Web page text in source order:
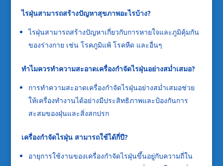
ไรฝุ่นสามารถสร้างปัญหาสุขภาพอะไรบ้าง?
ไรฝุ่นสามารถสร้างปัญหาเกี่ยวกับการหายใจและภูมิคุ้มกัน
ของร่างกาย เช่น โรคภูมิแพ้ โรคหืด และอื่นๆ
ทำไมควรทำความสะอาดเครื่องกำจัดไรฝุ่นอย่างสม่ำเสมอ?
การทำความสะอาดเครื่องกำจัดไรฝุ่นอย่างสม่ำเสมอช่วย
ให้เครื่องทำงานได้อย่างมีประสิทธิภาพและป้องกันการ
สะสมของฝุ่นและสิ่งสกปรก
เครื่องกำจัดไรฝุ่น สามารถใช้ได้กี่ปี?
อายุการใช้งานของเครื่องกำจัดไรฝุ่นขึ้นอยู่กับความถี่ใน